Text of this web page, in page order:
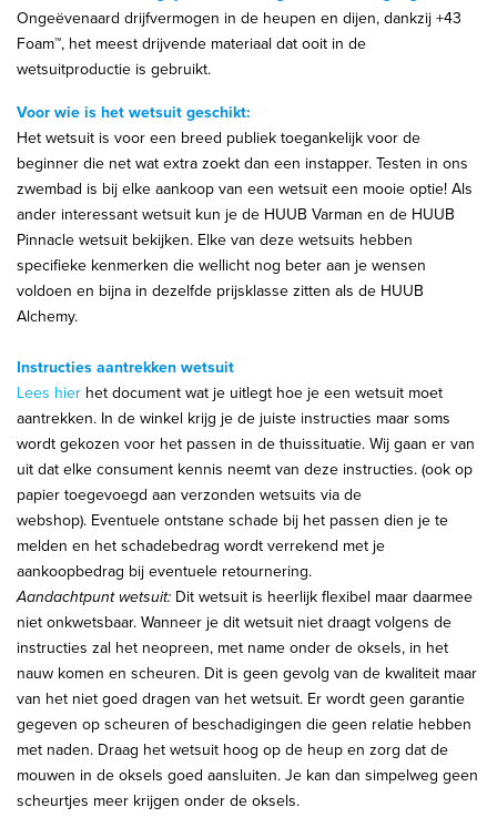
Ongeëvenaard drijfvermogen in de heupen en dijen, dankzij +43
Foam™, het meest drijvende materiaal dat ooit in de
wetsuitproductie is gebruikt.
Voor wie is het wetsuit geschikt:
Het wetsuit is voor een breed publiek toegankelijk voor de
beginner die net wat extra zoekt dan een instapper. Testen in ons
zwembad is bij elke aankoop van een wetsuit een mooie optie! Als
ander interessant wetsuit kun je de HUUB Varman en de HUUB
Pinnacle wetsuit bekijken. Elke van deze wetsuits hebben
specifieke kenmerken die wellicht nog beter aan je wensen
voldoen en bijna in dezelfde prijsklasse zitten als de HUUB
Alchemy.
Instructies aantrekken wetsuit
Lees hier het document wat je uitlegt hoe je een wetsuit moet
aantrekken. In de winkel krijg je de juiste instructies maar soms
wordt gekozen voor het passen in de thuissituatie. Wij gaan er van
uit dat elke consument kennis neemt van deze instructies. (ook op
papier toegevoegd aan verzonden wetsuits via de
webshop). Eventuele ontstane schade bij het passen dien je te
melden en het schadebedrag wordt verrekend met je
aankoopbedrag bij eventuele retournering.
Aandachtpunt wetsuit: Dit wetsuit is heerlijk flexibel maar daarmee
niet onkwetsbaar. Wanneer je dit wetsuit niet draagt volgens de
instructies zal het neopreen, met name onder de oksels, in het
nauw komen en scheuren. Dit is geen gevolg van de kwaliteit maar
van het niet goed dragen van het wetsuit. Er wordt geen garantie
gegeven op scheuren of beschadigingen die geen relatie hebben
met naden. Draag het wetsuit hoog op de heup en zorg dat de
mouwen in de oksels goed aansluiten. Je kan dan simpelweg geen
scheurtjes meer krijgen onder de oksels.